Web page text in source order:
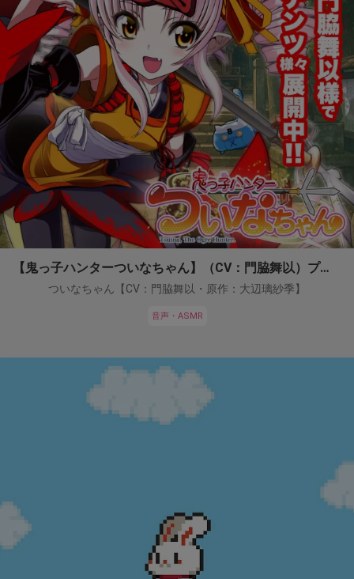
【鬼っ子ハンターついなちゃん】（CV：門脇舞以）プロジェクト！
ついなちゃん【CV：門脇舞以・原作：大辺璃紗季】
音声・ASMR